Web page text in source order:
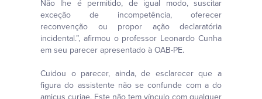
Não lhe é permitido, de igual modo, suscitar
exceção de incompetência, oferecer
reconvenção ou propor ação declaratória
incidental.”, afirmou o professor Leonardo Cunha
em seu parecer apresentado à OAB-PE.
Cuidou o parecer, ainda, de esclarecer que a
figura do assistente não se confunde com a do